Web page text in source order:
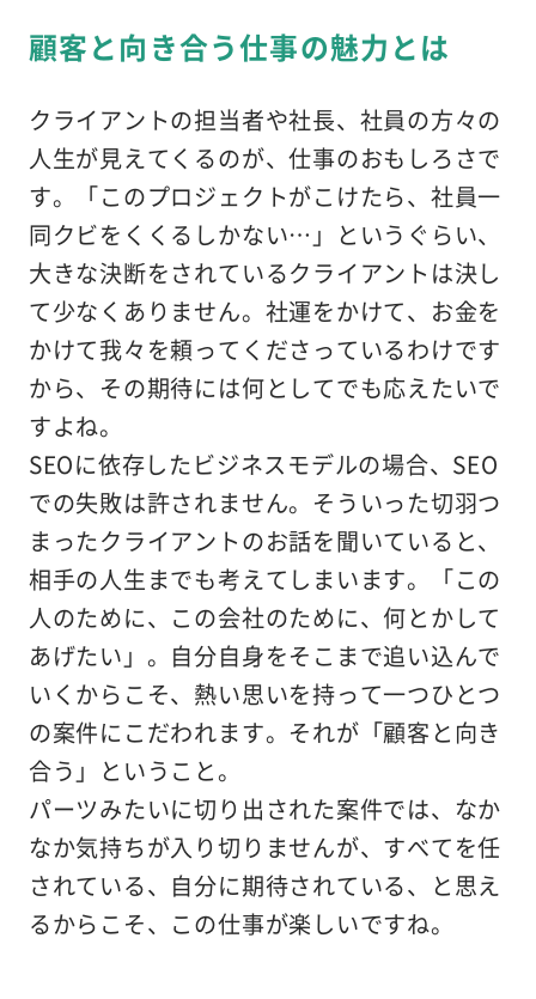
顧客と向き合う仕事の魅力とは
クライアントの担当者や社長、社員の方々の
人生が見えてくるのが、仕事のおもしろさで
す。「このプロジェクトがこけたら、社員一
同クビをくくるしかない…」というぐらい、
大きな決断をされているクライアントは決し
て少なくありません。社運をかけて、お金を
かけて我々を頼ってくださっているわけです
から、その期待には何としてでも応えたいで
すよね。
SEOに依存したビジネスモデルの場合、SEO
での失敗は許されません。そういった切羽つ
まったクライアントのお話を聞いていると、
相手の人生までも考えてしまいます。「この
人のために、この会社のために、何とかして
あげたい」。自分自身をそこまで追い込んで
いくからこそ、熱い思いを持って一つひとつ
の案件にこだわれます。それが「顧客と向き
合う」ということ。
パーツみたいに切り出された案件では、なか
なか気持ちが入り切りませんが、すべてを任
されている、自分に期待されている、と思え
るからこそ、この仕事が楽しいですね。